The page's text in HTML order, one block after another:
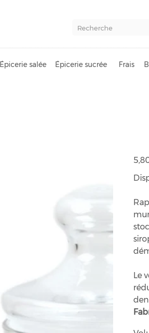
Épicerie salée Épicerie sucrée Frais
Prix
Le